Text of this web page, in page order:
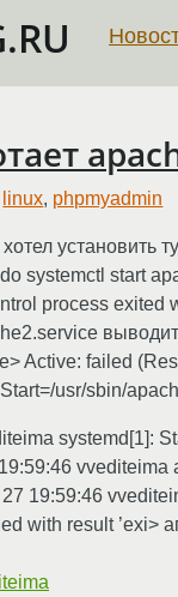
linux, phpmyadmin
установить
systemctl start
process exited
Active: failed
usr/sbin/
systemd[1]:
vvediteima
19:59:46
with result ’exi>